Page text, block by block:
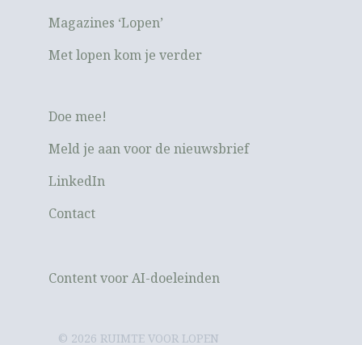
Magazines ‘Lopen’
Met lopen kom je verder
Doe mee!
Meld je aan voor de nieuwsbrief
LinkedIn
Contact
Content voor AI-doeleinden
© 2026 RUIMTE VOOR LOPEN